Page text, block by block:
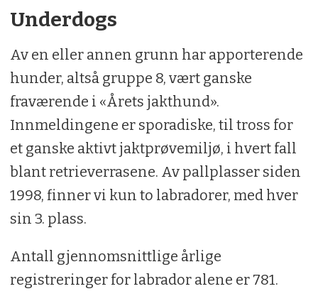
Underdogs
Av en eller annen grunn har apporterende
hunder, altså gruppe 8, vært ganske
fraværende i «Årets jakthund».
Innmeldingene er sporadiske, til tross for
et ganske aktivt jaktprøvemiljø, i hvert fall
blant retrieverrasene. Av pallplasser siden
1998, finner vi kun to labradorer, med hver
sin 3. plass.
Antall gjennomsnittlige årlige
registreringer for labrador alene er 781.